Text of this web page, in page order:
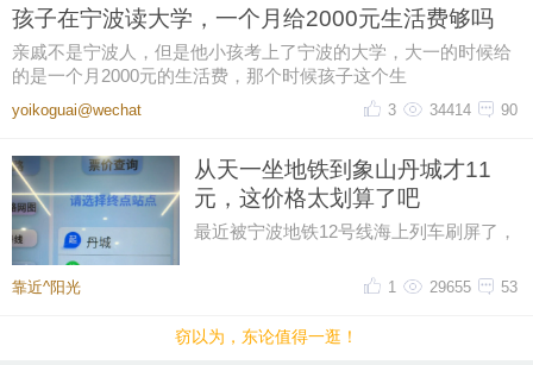
孩子在宁波读大学，一个月给2000元生活费够吗
亲戚不是宁波人，但是他小孩考上了宁波的大学，大一的时候给
的是一个月2000元的生活费，那个时候孩子这个生
yoikoguai@wechat 90
34414
3
从天一坐地铁到象山丹城才11
元，这价格太划算了吧
最近被宁波地铁12号线海上列车刷屏了，
从天一广场坐到象山丹城是11晕
靠近^阳光 53
29655
1
窃以为，东论值得一逛！